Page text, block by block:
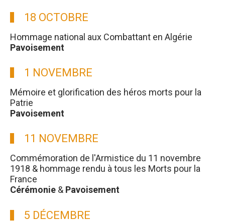
18 OCTOBRE
Hommage national aux Combattant en Algérie
Pavoisement
1 NOVEMBRE
Mémoire et glorification des héros morts pour la
Patrie
Pavoisement
11 NOVEMBRE
Commémoration de l'Armistice du 11 novembre
1918 & hommage rendu à tous les Morts pour la
France
Cérémonie & Pavoisement
5 DÉCEMBRE